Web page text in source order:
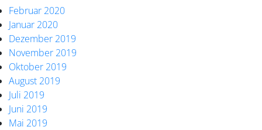
Februar 2020
Januar 2020
Dezember 2019
November 2019
Oktober 2019
August 2019
Juli 2019
Juni 2019
Mai 2019